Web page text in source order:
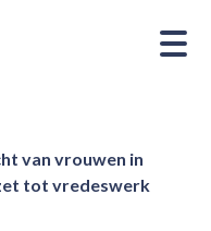
van vrouwen in
tot vredeswerk